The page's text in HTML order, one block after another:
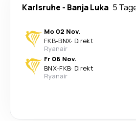
Karlsruhe - Banja Luka 5
Mo 02 Nov.
FKB-BNX· Direkt
Ryanair
Fr 06 Nov.
BNX-FKB· Direkt
Ryanair